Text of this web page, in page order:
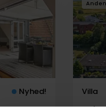
Nyhed! Villa